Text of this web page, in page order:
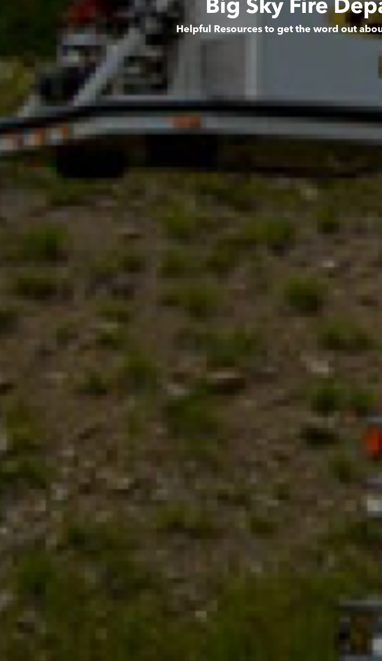
Big Sky Fire
Helpful Resources to get the word out